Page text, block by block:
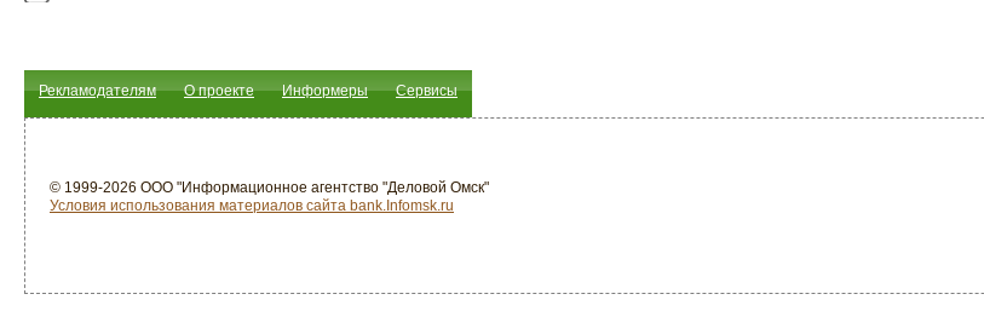
Рекламодателям О проекте Информеры Сервисы
© 1999-2026 ООО "Информационное агентство "Деловой Омск"
Условия использования материалов сайта bank.Infomsk.ru